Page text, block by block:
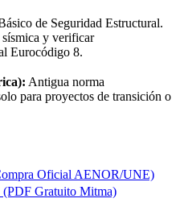
de Seguridad Estructural.
y verificar
Eurocódigo 8.
Antigua norma
para proyectos de transición o
Oficial AENOR/UNE)
Gratuito Mitma)